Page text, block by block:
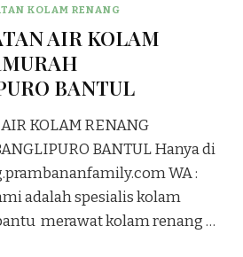
KOLAM RENANG
AIR KOLAM
BANTUL
KOLAM RENANG
BANTUL Hanya di
WA :
adalah spesialis kolam
merawat kolam renang …